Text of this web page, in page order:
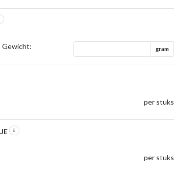
Gewicht: gram
per stuks
per stuks